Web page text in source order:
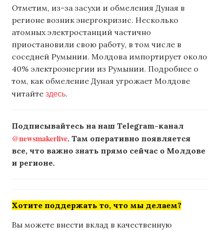
Отметим, из-за засухи и обмеления Дуная в
регионе возник энергокризис. Несколько
атомных электростанций частично
приостановили свою работу, в том числе в
соседней Румынии. Молдова импортирует около
40% электроэнергии из Румынии. Подробнее о
том, как обмеление Дуная угрожает Молдове
читайте здесь.
Подписывайтесь на наш Telegram-канал
@newsmakerlive. Там оперативно появляется
все, что важно знать прямо сейчас о Молдове
и регионе.
Хотите поддержать то, что мы делаем?
Вы можете внести вклад в качественную